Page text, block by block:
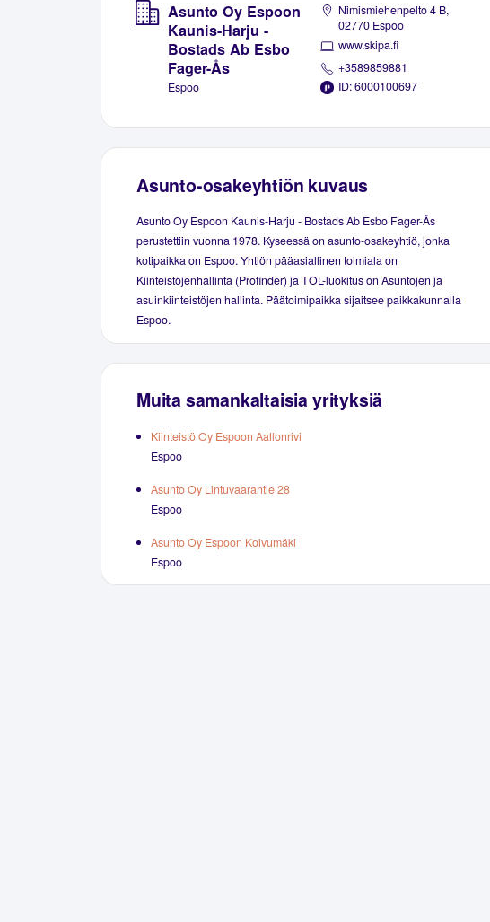
Asunto Oy Espoon
Kaunis-Harju -
Bostads Ab Esbo
Fager-Ås
Espoo
Nimismiehenpelto 4 B,
02770 Espoo
www.skipa.fi
+3589859881
ID: 6000100697
Asunto-osakeyhtiön kuvaus
Asunto Oy Espoon Kaunis-Harju - Bostads Ab Esbo Fager-Ås
perustettiin vuonna 1978. Kyseessä on asunto-osakeyhtiö, jonka
kotipaikka on Espoo. Yhtiön pääasiallinen toimiala on
Kiinteistöjenhallinta (Profinder) ja TOL-luokitus on Asuntojen ja
asuinkiinteistöjen hallinta. Päätoimipaikka sijaitsee paikkakunnalla
Espoo.
Muita samankaltaisia yrityksiä
Kiinteistö Oy Espoon Aallonrivi
Espoo
Asunto Oy Lintuvaarantie 28
Espoo
Asunto Oy Espoon Koivumäki
Espoo